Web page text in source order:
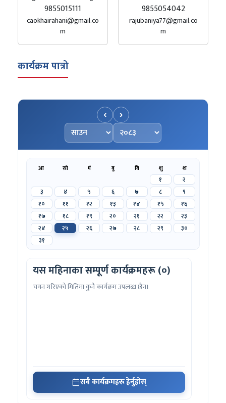
9855015111
caokhairahani@gmail.co
m
9855054042
rajubaniya77@gmail.co
m
कार्यक्रम पात्रो
‹
महिना चयन गर्नुहोस्
वर्ष चयन गर्नुहोस्
›
आ सो मं बु बि शु श
१
२
३
४ ५ ६ ७ ८
९
१०
११ १२ १३ १४ १५
१६
१७
१८ १९ २० २१ २२
२३
२४
२५ २६ २७ २८ २९
३०
३१
यस महिनाका सम्पूर्ण कार्यक्रमहरू (०)
चयन गरिएको मितिमा कुनै कार्यक्रम उपलब्ध छैन।
सबै कार्यक्रमहरू हेर्नुहोस्